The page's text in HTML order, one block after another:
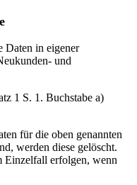
Daten in eigener
und
1 S. 1. Buchstabe a)
für die oben genannten
werden diese gelöscht.
Einzelfall erfolgen, wenn